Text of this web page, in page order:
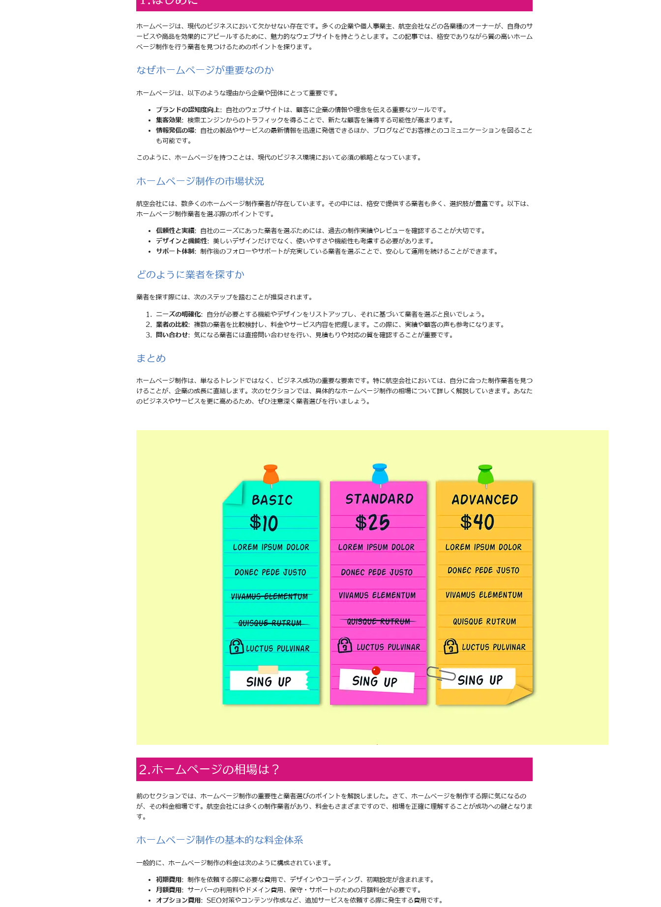
ホームページは、現代のビジネスにおいて欠かせない存在です。多くの企業や個人事業主、航空会社などの各業種のオーナーが、自身のサ
ービスや商品を効果的にアピールするために、魅力的なウェブサイトを持とうとします。この記事では、格安でありながら質の高いホーム
ページ制作を行う業者を見つけるためのポイントを探ります。
なぜホームページが重要なのか
ホームページは、以下のような理由から企業や団体にとって重要です。
ブランドの認知度向上: 自社のウェブサイトは、顧客に企業の情報や理念を伝える重要なツールです。
集客効果: 検索エンジンからのトラフィックを得ることで、新たな顧客を獲得する可能性が高まります。
情報発信の場: 自社の製品やサービスの最新情報を迅速に発信できるほか、ブログなどでお客様とのコミュニケーションを図ること
も可能です。
このように、ホームページを持つことは、現代のビジネス環境において必須の戦略となっています。
ホームページ制作の市場状況
航空会社には、数多くのホームページ制作業者が存在しています。その中には、格安で提供する業者も多く、選択肢が豊富です。以下は、
ホームページ制作業者を選ぶ際のポイントです。
信頼性と実績: 自社のニーズにあった業者を選ぶためには、過去の制作実績やレビューを確認することが大切です。
デザインと機能性: 美しいデザインだけでなく、使いやすさや機能性も考慮する必要があります。
サポート体制 : 制作後のフォローやサポートが充実している業者を選ぶことで、安心して運用を続けることができます。
どのように業者を探すか
業者を探す際には、次のステップを踏むことが推奨されます。
ニーズの明確化: 自分が必要とする機能やデザインをリストアップし、それに基づいて業者を選ぶと良いでしょう。
業者の比較: 複数の業者を比較検討し、料金やサービス内容を把握します。この際に、実績や顧客の声も参考になります。
問い合わせ: 気になる業者には直接問い合わせを行い、見積もりや対応の質を確認することが重要です。
まとめ
ホームページ制作は、単なるトレンドではなく、ビジネス成功の重要な要素です。特に航空会社においては、自分に合った制作業者を見つ
けることが、企業の成長に直結します。次のセクションでは、具体的なホームページ制作の相場について詳しく解説していきます。あなた
のビジネスやサービスを更に高めるため、ぜひ注意深く業者選びを行いましょう。
2.ホームページの相場は？
前のセクションでは、ホームページ制作の重要性と業者選びのポイントを解説しました。さて、ホームページを制作する際に気になるの
が、その料金相場です。航空会社には多くの制作業者があり、料金もさまざまですので、相場を正確に理解することが成功への鍵となりま
す。
ホームページ制作の基本的な料金体系
一般的に、ホームページ制作の料金は次のように構成されています。
初期費用 : 制作を依頼する際に必要な費用で、デザインやコーディング、初期設定が含まれます。
月額費用 : サーバーの利用料やドメイン費用、保守・サポートのための月額料金が必要です。
オプション費用 : SEO対策やコンテンツ作成など、追加サービスを依頼する際に発生する費用です。